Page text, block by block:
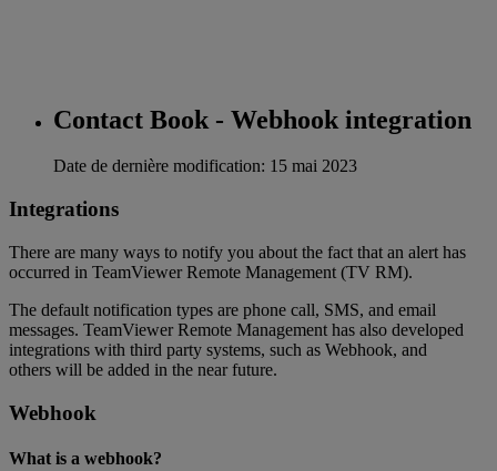
Contact Book - Webhook integration
Date de dernière modification: 15 mai 2023
Integrations
There are many ways to notify you about the fact that an alert has
occurred in TeamViewer Remote Management (TV RM).
The default notification types are phone call, SMS, and email
messages. TeamViewer Remote Management has also developed
integrations with third party systems, such as Webhook, and
others will be added in the near future.
Webhook
What is a webhook?